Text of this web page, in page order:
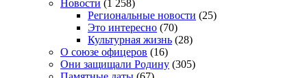
Новости (1 258)
Региональные новости (25)
Это интересно (70)
Культурная жизнь (28)
О союзе офицеров (16)
Они защищали Родину (305)